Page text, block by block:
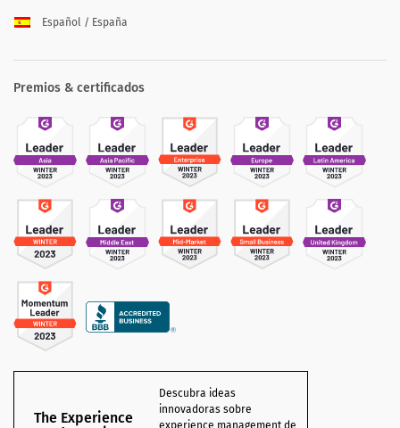
Español / España
Premios & certificados
The Experience
Descubra ideas
innovadoras sobre
experience management de